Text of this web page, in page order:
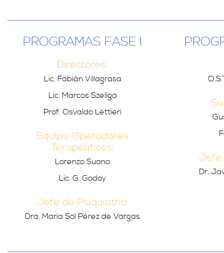
PROGRAMAS FASE I
Directores:
Lic. Fabián Villagrasa
Lic. Marcos Szeliga
Prof. Osvaldo Lettieri
Equipo Operadores
Terapéuticos:
Lorenzo Suano
Lic. G. Godoy
Jefe de Psiquiatría:
Dra. María Sol Pérez de Vargas
Jefe
Dr.